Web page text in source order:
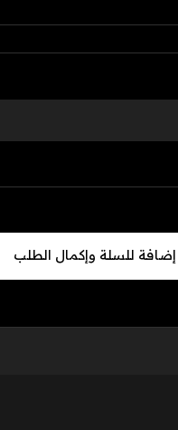
إضافة للسلة وإكمال الطلب